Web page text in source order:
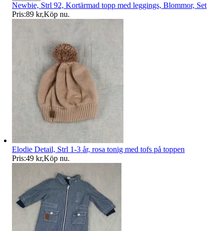
Newbie, Strl 92, Kortärmad topp med leggings, Blommor, Set
Pris:89 kr,Köp nu.
Elodie Detail, Strl 1-3 år, rosa tonig med tofs på toppen
Pris:49 kr,Köp nu.